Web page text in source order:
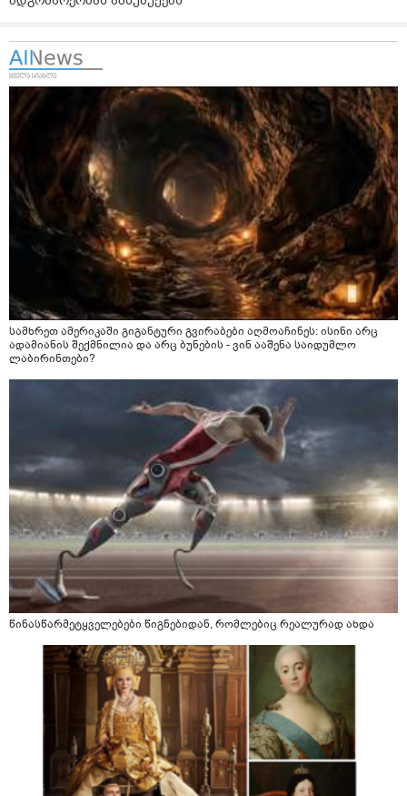
სამხრეთ ამერიკაში გიგანტური გვირაბები აღმოაჩინეს: ისინი არც
ადამიანის შექმნილია და არც ბუნების - ვინ ააშენა საიდუმლო
ლაბირინთები?
წინასწარმეტყველებები წიგნებიდან, რომლებიც რეალურად ახდა